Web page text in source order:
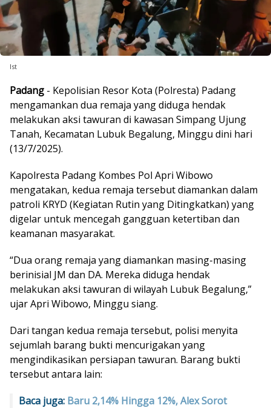
Ist
Padang - Kepolisian Resor Kota (Polresta) Padang
mengamankan dua remaja yang diduga hendak
melakukan aksi tawuran di kawasan Simpang Ujung
Tanah, Kecamatan Lubuk Begalung, Minggu dini hari
(13/7/2025).
Kapolresta Padang Kombes Pol Apri Wibowo
mengatakan, kedua remaja tersebut diamankan dalam
patroli KRYD (Kegiatan Rutin yang Ditingkatkan) yang
digelar untuk mencegah gangguan ketertiban dan
keamanan masyarakat.
“Dua orang remaja yang diamankan masing-masing
berinisial JM dan DA. Mereka diduga hendak
melakukan aksi tawuran di wilayah Lubuk Begalung,”
ujar Apri Wibowo, Minggu siang.
Dari tangan kedua remaja tersebut, polisi menyita
sejumlah barang bukti mencurigakan yang
mengindikasikan persiapan tawuran. Barang bukti
tersebut antara lain:
Baca juga: Baru 2,14% Hingga 12%, Alex Sorot